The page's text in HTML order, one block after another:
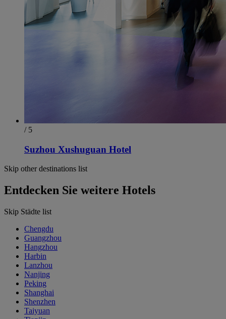
/ 5
Suzhou Xushuguan Hotel
Skip other destinations list
Entdecken Sie weitere Hotels
Skip Städte list
Chengdu
Guangzhou
Hangzhou
Harbin
Lanzhou
Nanjing
Peking
Shanghai
Shenzhen
Taiyuan